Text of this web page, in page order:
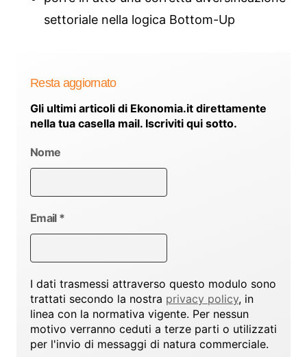
settoriale nella logica Bottom-Up
Resta aggiornato
Gli ultimi articoli di Ekonomia.it direttamente
nella tua casella mail. Iscriviti qui sotto.
Nome
Email *
I dati trasmessi attraverso questo modulo sono
trattati secondo la nostra privacy policy, in
linea con la normativa vigente. Per nessun
motivo verranno ceduti a terze parti o utilizzati
per l'invio di messaggi di natura commerciale.